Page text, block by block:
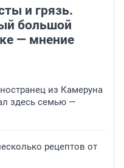
и грязь.
большой
— мнение
из Камеруна
здесь семью —
рецептов от